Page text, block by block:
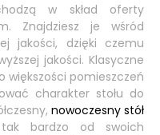
w skład oferty
Znajdziesz je wśród
jakości, dzięki czemu
jakości. Klasyczne
większości pomieszczeń
charakter stołu do
nowoczesny stół
bardzo od swoich